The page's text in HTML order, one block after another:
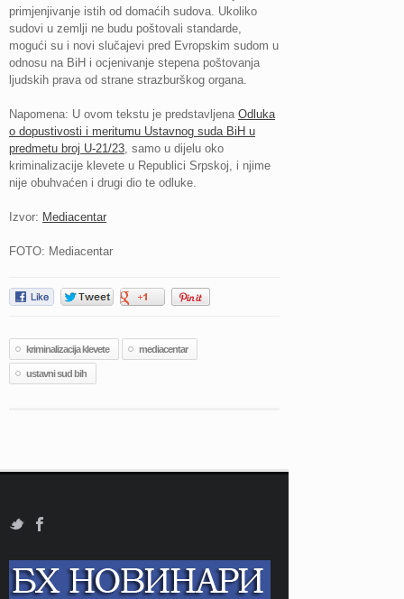
primjenjivanje istih od domaćih sudova. Ukoliko
sudovi u zemlji ne budu poštovali standarde,
mogući su i novi slučajevi pred Evropskim sudom u
odnosu na BiH i ocjenivanje stepena poštovanja
ljudskih prava od strane strazburškog organa.
Napomena: U ovom tekstu je predstavljena Odluka
o dopustivosti i meritumu Ustavnog suda BiH u
predmetu broj U-21/23 , samo u dijelu oko
kriminalizacije klevete u Republici Srpskoj, i njime
nije obuhvaćen i drugi dio te odluke.
Izvor: Mediacentar
FOTO: Mediacentar
kriminalizacija klevete mediacentar
ustavni sud bih